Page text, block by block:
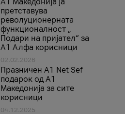
претставува
револуционерната
функционалност „
Подари на пријател“ за
А1 Алфа корисници
02.02.2026
Празничен A1 Net Sеf
подарок од А1
Македонија за сите
корисници
04.12.2025